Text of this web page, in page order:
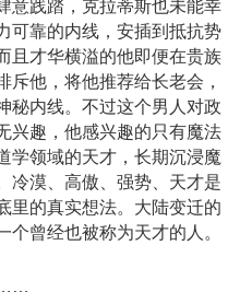
践踏，克拉蒂斯也未能幸
可靠的内线，安插到抵抗势
且才华横溢的他即便在贵族
斥他，将他推荐给长老会，
秘内线。不过这个男人对政
兴趣，他感兴趣的只有魔法
学领域的天才，长期沉浸魔
冷漠、高傲、强势、天才是
里的真实想法。大陆变迁的
曾经也被称为天才的人。
……